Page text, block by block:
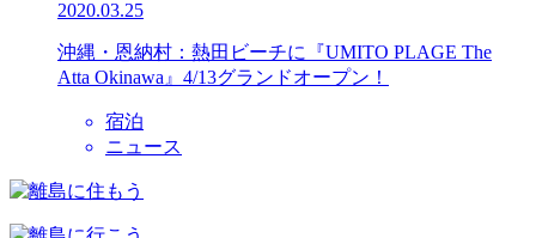
2020.03.25
沖縄・恩納村：熱田ビーチに『UMITO PLAGE The
Atta Okinawa』4/13グランドオープン！
宿泊
ニュース